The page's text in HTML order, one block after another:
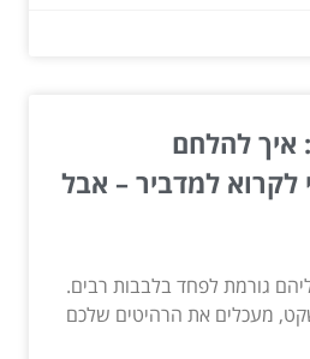
איך להלחם
לקרוא למדביר – אבל
גורמת לפחד בלבבות רבים.
מעכלים את הרהיטים שלכם